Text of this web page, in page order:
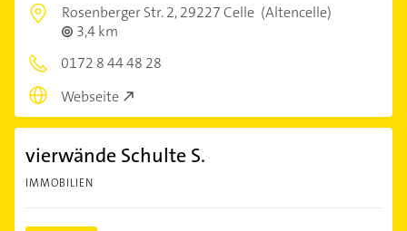
Rosenberger Str. 2,29227 Celle (Altencelle)
3,4 km
0172 8 44 48 28
Webseite
vierwände Schulte S.
IMMOBILIEN